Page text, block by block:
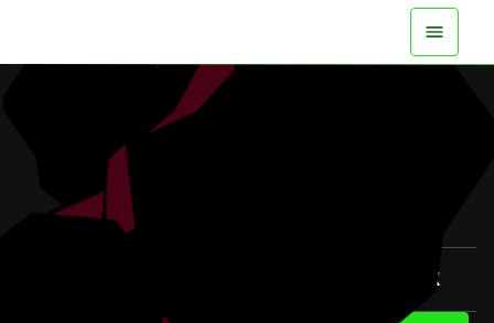
ДОСТУПНО СЕЙЧАС НА ВСЕХ ПЛАТФОРМАХ